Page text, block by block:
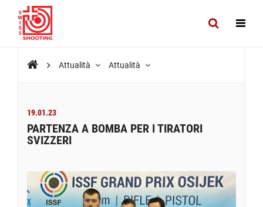
Attualità Attualità
19.01.23
PARTENZA A BOMBA PER I TIRATORI
SVIZZERI